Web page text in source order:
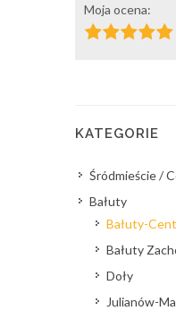
Moja ocena:
KATEGORIE
Śródmieście /
Bałuty
Bałuty-
Bałuty
Doły
Julianów-